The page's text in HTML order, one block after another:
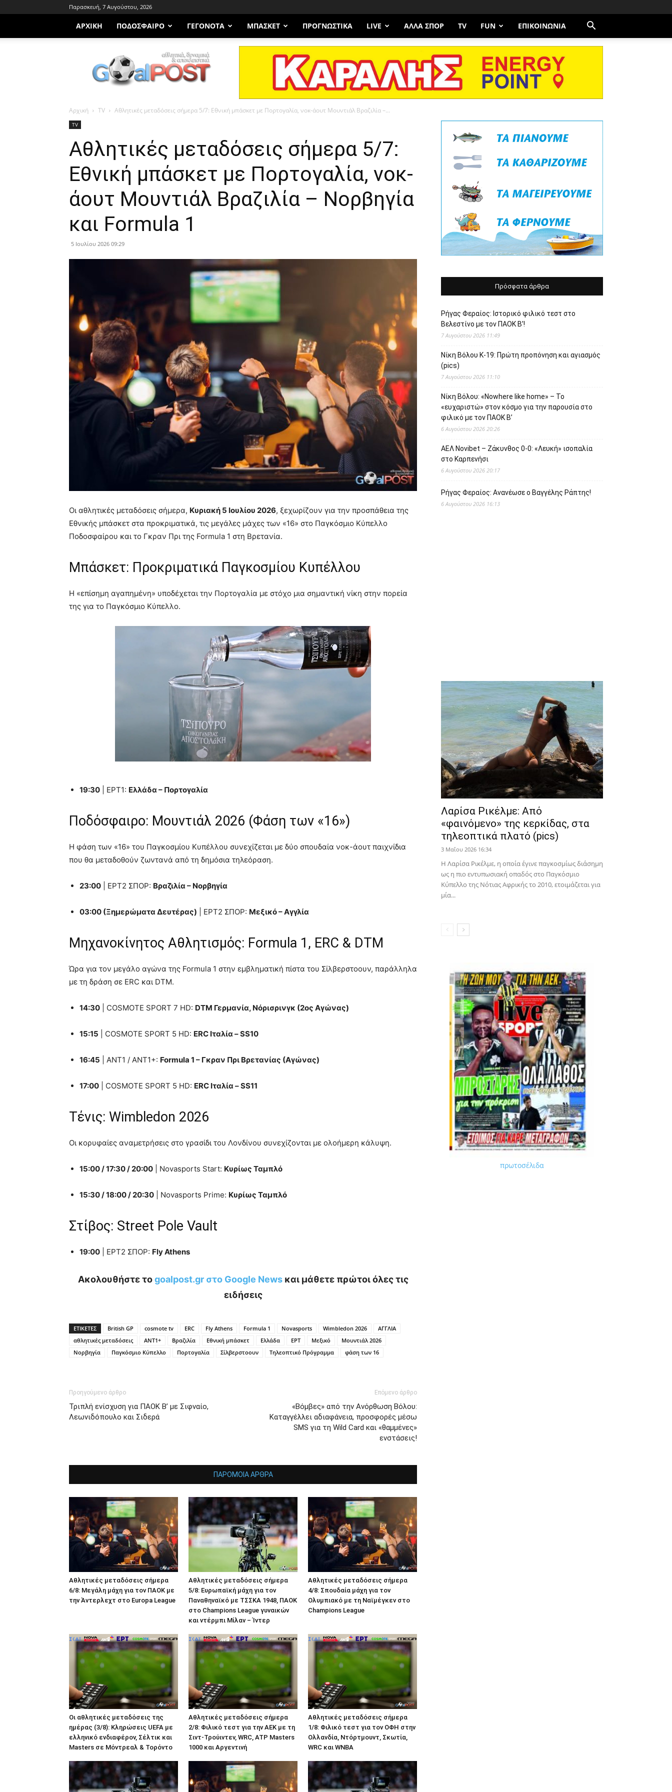
Παρασκευή, 7 Αυγούστου, 2026
ΑΡΧΙΚΗ ΠΟΔΌΣΦΑΙΡΟ ΓΕΓΟΝΌΤΑ ΜΠΆΣΚΕΤ ΠΡΟΓΝΩΣΤΙΚΑ LIVE ΆΛΛΑ ΣΠΟΡ TV FUN ΕΠΙΚΟΙΝΩΝΊΑ
Goalpost.gr
Αρχική TV Αθλητικές μεταδόσεις σήμερα 5/7: Εθνική μπάσκετ με Πορτογαλία, νοκ-άουτ Μουντιάλ Βραζιλία –...
TV
Αθλητικές μεταδόσεις σήμερα 5/7:
Εθνική μπάσκετ με Πορτογαλία, νοκ-
άουτ Μουντιάλ Βραζιλία – Νορβηγία
και Formula 1
5 Ιουλίου 2026 09:29
Οι αθλητικές μεταδόσεις σήμερα, Κυριακή 5 Ιουλίου 2026, ξεχωρίζουν για την προσπάθεια της
Εθνικής μπάσκετ στα προκριματικά, τις μεγάλες μάχες των «16» στο Παγκόσμιο Κύπελλο
Ποδοσφαίρου και το Γκραν Πρι της Formula 1 στη Βρετανία.
Μπάσκετ: Προκριματικά Παγκοσμίου Κυπέλλου
Η «επίσημη αγαπημένη» υποδέχεται την Πορτογαλία με στόχο μια σημαντική νίκη στην πορεία
της για το Παγκόσμιο Κύπελλο.
19:30 | ΕΡΤ1: Ελλάδα – Πορτογαλία
Ποδόσφαιρο: Μουντιάλ 2026 (Φάση των «16»)
Η φάση των «16» του Παγκοσμίου Κυπέλλου συνεχίζεται με δύο σπουδαία νοκ-άουτ παιχνίδια
που θα μεταδοθούν ζωντανά από τη δημόσια τηλεόραση.
23:00 | ΕΡΤ2 ΣΠΟΡ: Βραζιλία – Νορβηγία
03:00 (Ξημερώματα Δευτέρας) | ΕΡΤ2 ΣΠΟΡ: Μεξικό – Αγγλία
Μηχανοκίνητος Αθλητισμός: Formula 1, ERC & DTM
Ώρα για τον μεγάλο αγώνα της Formula 1 στην εμβληματική πίστα του Σίλβερστοουν, παράλληλα
με τη δράση σε ERC και DTM.
14:30 | COSMOTE SPORT 7 HD: DTM Γερμανία, Νόρισρινγκ (2ος Αγώνας)
15:15 | COSMOTE SPORT 5 HD: ERC Ιταλία – SS10
16:45 | ANT1 / ANT1+: Formula 1 – Γκραν Πρι Βρετανίας (Αγώνας)
17:00 | COSMOTE SPORT 5 HD: ERC Ιταλία – SS11
Τένις: Wimbledon 2026
Οι κορυφαίες αναμετρήσεις στο γρασίδι του Λονδίνου συνεχίζονται με ολοήμερη κάλυψη.
15:00 / 17:30 / 20:00 | Novasports Start: Κυρίως Ταμπλό
15:30 / 18:00 / 20:30 | Novasports Prime: Κυρίως Ταμπλό
Στίβος: Street Pole Vault
19:00 | ΕΡΤ2 ΣΠΟΡ: Fly Athens
Ακολουθήστε τοgoalpost.gr στο Google Newsκαι μάθετε πρώτοι όλες τις
ειδήσεις
ΕΤΙΚΕΤΕΣ British GP cosmote tv ERC Fly Athens Formula 1 Novasports Wimbledon 2026
ΑΓΓΛΙΑ
αθλητικές μεταδόσεις
ΑΝΤ1+ Βραζιλία Εθνική μπάσκετ Ελλάδα ΕΡΤ Μεξικό
Μουντιάλ 2026
Νορβηγία
Παγκόσμιο Κύπελλο Πορτογαλία Σίλβερστοουν Τηλεοπτικό Πρόγραμμα φάση των 16
Προηγούμενο άρθρο
Τριπλή ενίσχυση για ΠΑΟΚ Β’ με Σιφναίο,
Λεωνιδόπουλο και Σιδερά
Επόμενο άρθρο
«Βόμβες» από την Ανόρθωση Βόλου:
Καταγγέλλει αδιαφάνεια, προσφορές μέσω
SMS για τη Wild Card και «θαμμένες»
ενστάσεις!
ΠΑΡΟΜΟΙΑ ΑΡΘΡΑ
Αθλητικές μεταδόσεις σήμερα
6/8: Μεγάλη μάχη για τον ΠΑΟΚ με
την Άντερλεχτ στο Europa League
Αθλητικές μεταδόσεις σήμερα
5/8: Ευρωπαϊκή μάχη για τον
Παναθηναϊκό με ΤΣΣΚΑ 1948, ΠΑΟΚ
στο Champions League γυναικών
και ντέρμπι Μίλαν – Ίντερ
Αθλητικές μεταδόσεις σήμερα
4/8: Σπουδαία μάχη για τον
Ολυμπιακό με τη Ναϊμέγκεν στο
Champions League
Οι αθλητικές μεταδόσεις της
ημέρας (3/8): Κληρώσεις UEFA με
ελληνικό ενδιαφέρον, Σέλτικ και
Masters σε Μόντρεαλ & Τορόντο
Αθλητικές μεταδόσεις σήμερα
2/8: Φιλικό τεστ για την ΑΕΚ με τη
Σιντ-Τρούιντεν, WRC, ATP Masters
1000 και Αργεντινή
Αθλητικές μεταδόσεις σήμερα
1/8: Φιλικό τεστ για τον ΟΦΗ στην
Ολλανδία, Ντόρτμουντ, Σκωτία,
WRC και WNBA
Πρόσφατα άρθρα
Ρήγας Φεραίος: Ιστορικό φιλικό τεστ στο
Βελεστίνο με τον ΠΑΟΚ Β’!
7 Αυγούστου 2026 11:49
Νίκη Βόλου Κ-19: Πρώτη προπόνηση και αγιασμός
(pics)
7 Αυγούστου 2026 11:10
Νίκη Βόλου: «Nowhere like home» – Το
«ευχαριστώ» στον κόσμο για την παρουσία στο
φιλικό με τον ΠΑΟΚ Β’
6 Αυγούστου 2026 20:26
ΑΕΛ Novibet – Ζάκυνθος 0-0: «Λευκή» ισοπαλία
στο Καρπενήσι
6 Αυγούστου 2026 20:17
Ρήγας Φεραίος: Ανανέωσε ο Βαγγέλης Ράπτης!
6 Αυγούστου 2026 16:13
Λαρίσα Ρικέλμε: Από
«φαινόμενο» της κερκίδας, στα
τηλεοπτικά πλατό (pics)
3 Μαΐου 2026 16:34
Η Λαρίσα Ρικέλμε, η οποία έγινε παγκοσμίως διάσημη
ως η πιο εντυπωσιακή οπαδός στο Παγκόσμιο
Κύπελλο της Νότιας Αφρικής το 2010, ετοιμάζεται για
μία...
πρωτοσέλιδα